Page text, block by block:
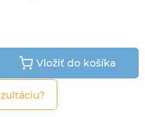
Vložiť do košíka